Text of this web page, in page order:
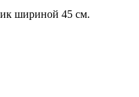
шириной 45 см.